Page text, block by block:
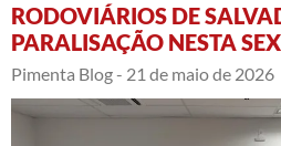
RODOVIÁRIOS DE
PARALISAÇÃO NESTA
Pimenta Blog - 21 de maio de 2026